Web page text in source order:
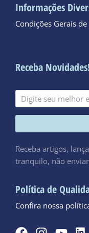
Informações
Condições Gerais
Receba
Receba artigos,
tranquilo, não
Política de
Confira nossa